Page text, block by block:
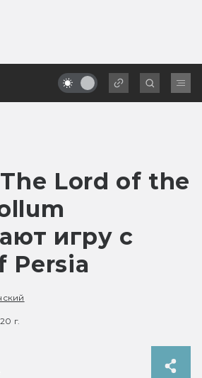
Lord of the
игру с
Persia
г.